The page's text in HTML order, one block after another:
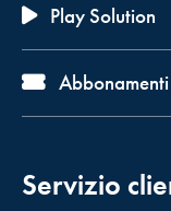
Play Solution
Abbonamenti
Servizio